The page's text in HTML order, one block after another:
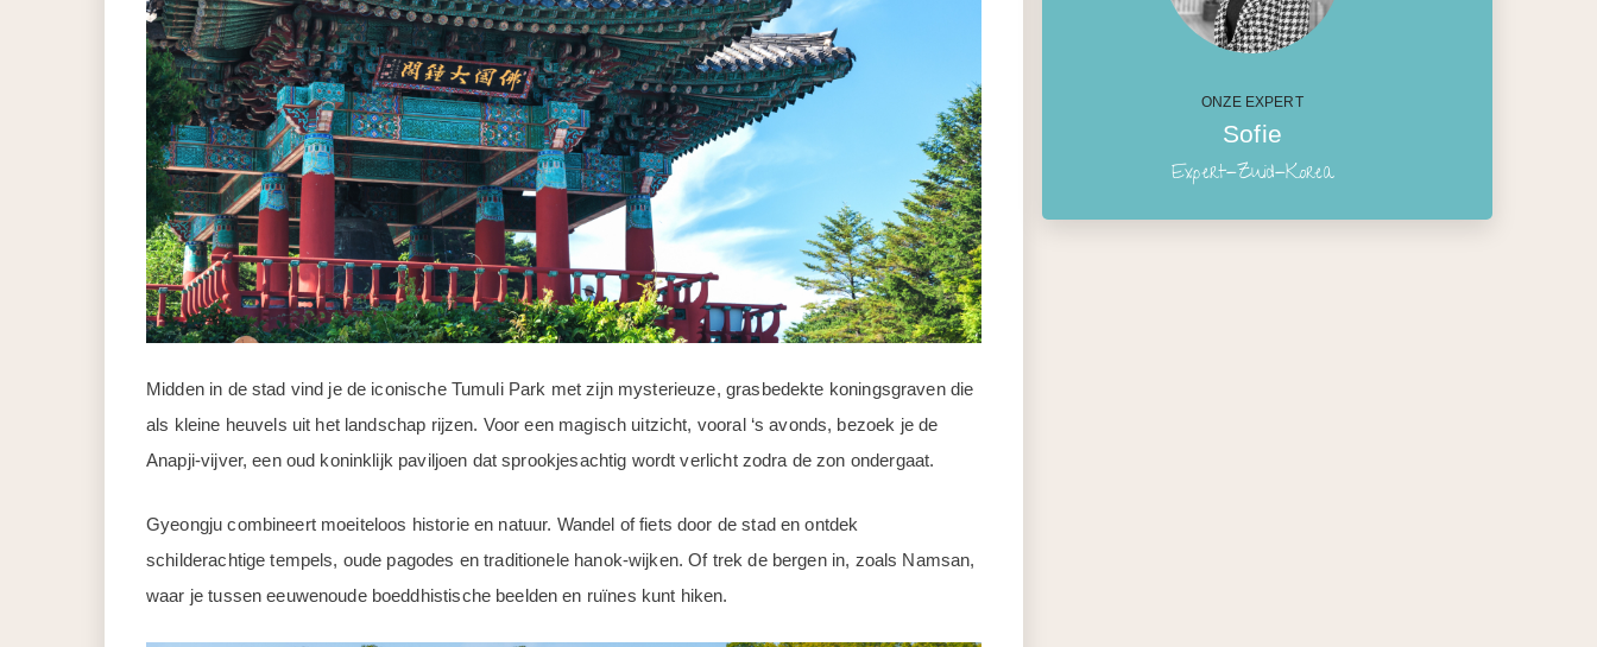
Midden in de stad vind je de iconische Tumuli Park met zijn mysterieuze, grasbedekte koningsgraven die
als kleine heuvels uit het landschap rijzen. Voor een magisch uitzicht, vooral ‘s avonds, bezoek je de
Anapji-vijver, een oud koninklijk paviljoen dat sprookjesachtig wordt verlicht zodra de zon ondergaat.
Gyeongju combineert moeiteloos historie en natuur. Wandel of fiets door de stad en ontdek
schilderachtige tempels, oude pagodes en traditionele hanok-wijken. Of trek de bergen in, zoals Namsan,
waar je tussen eeuwenoude boeddhistische beelden en ruïnes kunt hiken.
ONZE EXPERT
Sofie
Expert-Zuid-Korea